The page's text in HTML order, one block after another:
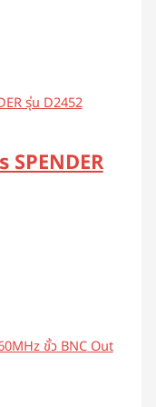
SPENDER
Out